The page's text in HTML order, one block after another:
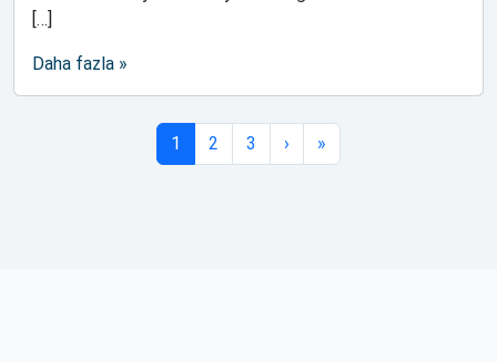
[…]
Daha fazla »
Geçerli Sayfa
1 Sayfa
2 Sayfa
3 › »